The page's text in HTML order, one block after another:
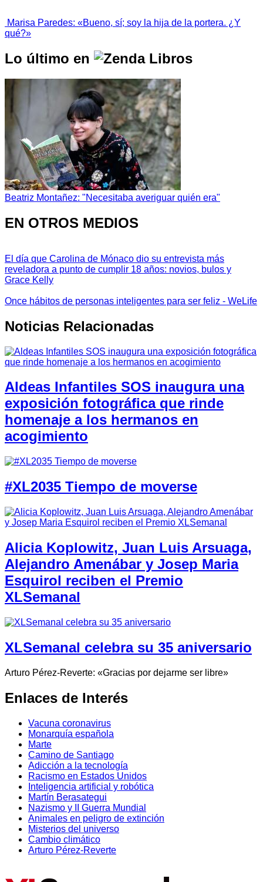
Marisa Paredes: «Bueno, sí; soy la hija de la portera. ¿Y
qué?»
Lo último en
Beatriz Montañez: "Necesitaba averiguar quién era"
EN OTROS MEDIOS
El día que Carolina de Mónaco dio su entrevista más
reveladora a punto de cumplir 18 años: novios, bulos y
Grace Kelly
Once hábitos de personas inteligentes para ser feliz - WeLife
Noticias Relacionadas
Aldeas Infantiles SOS inaugura una
exposición fotográfica que rinde
homenaje a los hermanos en
acogimiento
#XL2035 Tiempo de moverse
Alicia Koplowitz, Juan Luis Arsuaga,
Alejandro Amenábar y Josep Maria
Esquirol reciben el Premio
XLSemanal
XLSemanal celebra su 35 aniversario
Arturo Pérez-Reverte: «Gracias por dejarme ser libre»
Enlaces de Interés
Vacuna coronavirus
Monarquía española
Marte
Camino de Santiago
Adicción a la tecnología
Racismo en Estados Unidos
Inteligencia artificial y robótica
Martín Berasategui
Nazismo y II Guerra Mundial
Animales en peligro de extinción
Misterios del universo
Cambio climático
Arturo Pérez-Reverte